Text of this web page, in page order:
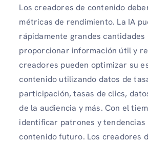
Los creadores de contenido
métricas de rendimiento. La IA
rápidamente grandes cantidades
proporcionar información útil y
creadores pueden optimizar su
contenido utilizando datos de
participación, tasas de clics,
de la audiencia y más. Con el
identificar patrones y
contenido futuro. Los creadores